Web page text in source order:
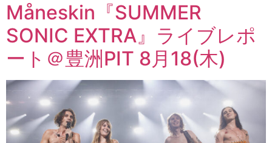
Måneskin『SUMMER
SONIC EXTRA』ライブレポ
ート＠豊洲PIT 8月18(木)